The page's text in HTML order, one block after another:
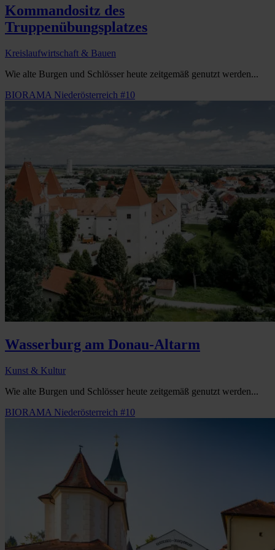
Kommandositz des
Truppenübungsplatzes
Kreislaufwirtschaft & Bauen
Wie alte Burgen und Schlösser heute zeitgemäß genutzt werden...
BIORAMA Niederösterreich #10
Wasserburg am Donau-Altarm
Kunst & Kultur
Wie alte Burgen und Schlösser heute zeitgemäß genutzt werden...
BIORAMA Niederösterreich #10